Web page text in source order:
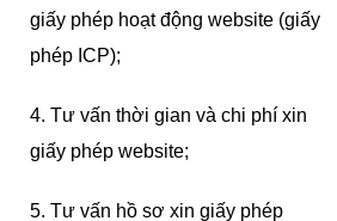
giấy phép hoạt động website (giấy
phép ICP);
4. Tư vấn thời gian và chi phí xin
giấy phép website;
5. Tư vấn hồ sơ xin giấy phép